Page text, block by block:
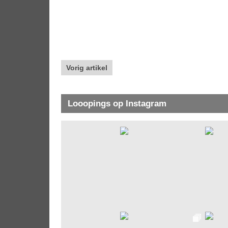
Vorig artikel
Looopings op Instagram